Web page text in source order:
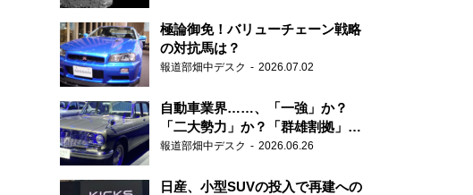
極論御免！バリューチェーン戦略
の対抗馬は？
報道部畑中デスク 2026.07.02
自動車業界……、「一強」か？
「二大勢力」か？「群雄割拠」
か？
報道部畑中デスク 2026.06.26
日産、小型SUVの投入で再建への